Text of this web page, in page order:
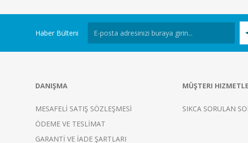
Haber Bülteni
DANIŞMA
MESAFELİ SATIŞ SÖZLEŞMESİ
ÖDEME VE TESLİMAT
GARANTİ VE İADE ŞARTLARI
MÜŞTERI
SIKCA SORULAN